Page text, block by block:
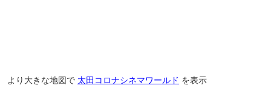
より大きな地図で 太田コロナシネマワールド を表示